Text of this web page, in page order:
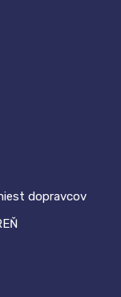
dopravcov